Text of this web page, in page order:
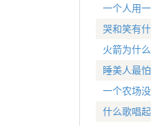
一个人用
哭和笑有
火箭为什
睡美人最怕
一个农场
什么歌唱